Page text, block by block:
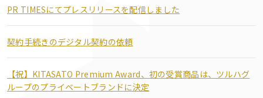
PR TIMESにてプレスリリースを配信しました
契約手続きのデジタル契約の依頼
【祝】KITASATO Premium Award、初の受賞商品は、ツルハグ
ループのプライベートブランドに決定